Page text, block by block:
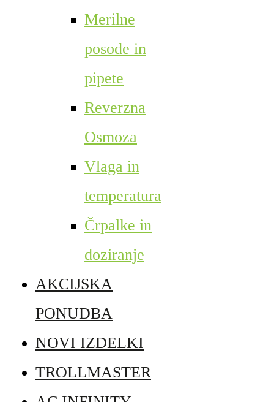
Merilne
posode in
pipete
Reverzna
Osmoza
Vlaga in
temperatura
Črpalke in
doziranje
AKCIJSKA
PONUDBA
NOVI IZDELKI
TROLLMASTER